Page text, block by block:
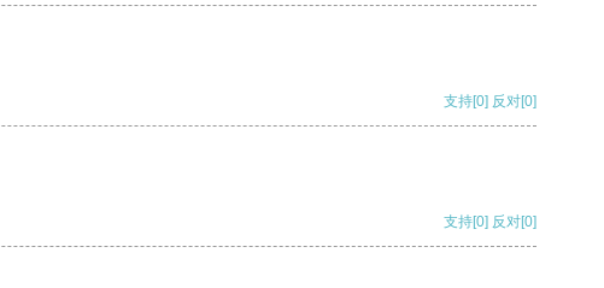
支持[0] 反对[0]
支持[0] 反对[0]